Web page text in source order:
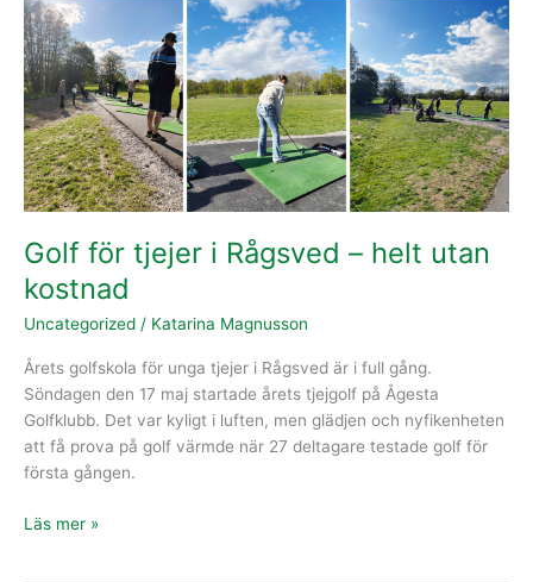
Golf för tjejer i Rågsved – helt utan
kostnad
Uncategorized / Katarina Magnusson
Årets golfskola för unga tjejer i Rågsved är i full gång.
Söndagen den 17 maj startade årets tjejgolf på Ågesta
Golfklubb. Det var kyligt i luften, men glädjen och nyfikenheten
att få prova på golf värmde när 27 deltagare testade golf för
första gången.
Golf
för
tjejer
i
Rågsved
–
helt
utan
Läs mer »